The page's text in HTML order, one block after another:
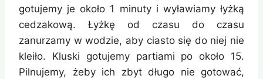
gotujemy je około 1 minuty i wyławiamy łyżką
cedzakową. Łyżkę od czasu do czasu
zanurzamy w wodzie, aby ciasto się do niej nie
kleiło. Kluski gotujemy partiami po około 15.
Pilnujemy, żeby ich zbyt długo nie gotować,